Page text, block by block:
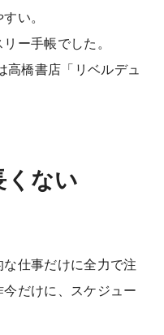
い。
ー手帳でした。
高橋書店「リベルデュ
くない
仕事だけに全力で注
だけに、スケジュー